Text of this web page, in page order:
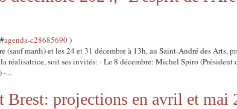
agenda-c28685690)
(sauf mardi) et les 24 et 31 décembre à 13h, au Saint-André des Arts,
réalisatrice, soit ses invités: - Le 8 décembre: Michel Spiro (Président
-...
Brest: projections en avril et mai